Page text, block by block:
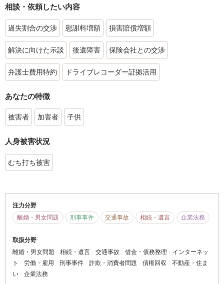
相談・依頼したい内容
過失割合の交渉 慰謝料増額 損害賠償増額
解決に向けた示談 後遺障害 保険会社との交渉
弁護士費用特約 ドライブレコーダー証拠活用
あなたの特徴
被害者 加害者 子供
人身被害状況
むち打ち被害
注力分野
離婚・男女問題
刑事事件 交通事故 相続・遺言 企業法務
取扱分野
離婚・男女問題
相続・遺言 交通事故 借金・債務整理
インターネッ
ト
労働・雇用 刑事事件 詐欺・消費者問題 債権回収
不動産・住ま
い
企業法務